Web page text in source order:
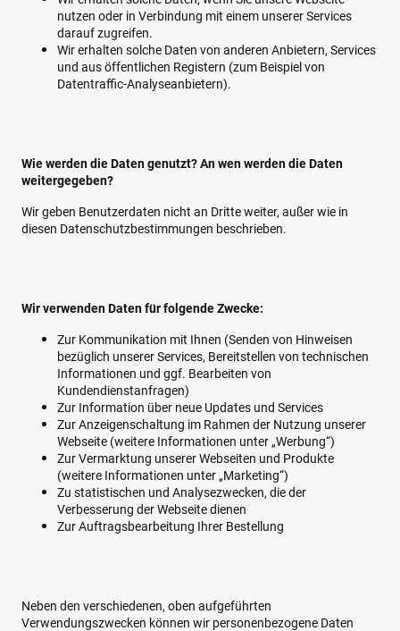
nutzen oder in Verbindung mit einem unserer Services
darauf zugreifen.
Wir erhalten solche Daten von anderen Anbietern, Services
und aus öffentlichen Registern (zum Beispiel von
Datentraffic-Analyseanbietern).
Wie werden die Daten genutzt? An wen werden die Daten
weitergegeben?
Wir geben Benutzerdaten nicht an Dritte weiter, außer wie in
diesen Datenschutzbestimmungen beschrieben.
Wir verwenden Daten für folgende Zwecke:
Zur Kommunikation mit Ihnen (Senden von Hinweisen
bezüglich unserer Services, Bereitstellen von technischen
Informationen und ggf. Bearbeiten von
Kundendienstanfragen)
Zur Information über neue Updates und Services
Zur Anzeigenschaltung im Rahmen der Nutzung unserer
Webseite (weitere Informationen unter „Werbung“)
Zur Vermarktung unserer Webseiten und Produkte
(weitere Informationen unter „Marketing“)
Zu statistischen und Analysezwecken, die der
Verbesserung der Webseite dienen
Zur Auftragsbearbeitung Ihrer Bestellung
Neben den verschiedenen, oben aufgeführten
Verwendungszwecken können wir personenbezogene Daten